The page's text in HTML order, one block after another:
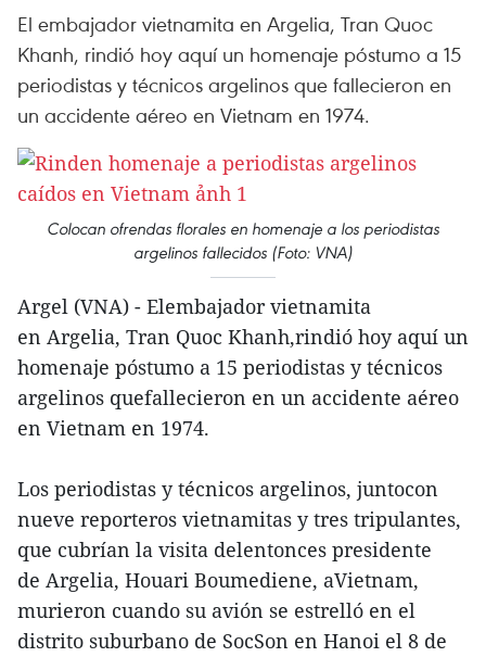
El embajador vietnamita en Argelia, Tran Quoc
Khanh, rindió hoy aquí un homenaje póstumo a 15
periodistas y técnicos argelinos que fallecieron en
un accidente aéreo en Vietnam en 1974.
Colocan ofrendas florales en homenaje a los periodistas
argelinos fallecidos (Foto: VNA)
Argel (VNA) - Elembajador vietnamita
en Argelia, Tran Quoc Khanh,rindió hoy aquí un
homenaje póstumo a 15 periodistas y técnicos
argelinos quefallecieron en un accidente aéreo
en Vietnam en 1974.
Los periodistas y técnicos argelinos, juntocon
nueve reporteros vietnamitas y tres tripulantes,
que cubrían la visita delentonces presidente
de Argelia, Houari Boumediene, aVietnam,
murieron cuando su avión se estrelló en el
distrito suburbano de SocSon en Hanoi el 8 de